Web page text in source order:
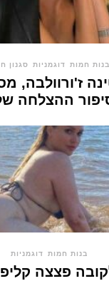
בנות חמות דוגמניות סגנון
ז'ורוולבה,
ההצלחה
בנות חמות דוגמניות
פצצה